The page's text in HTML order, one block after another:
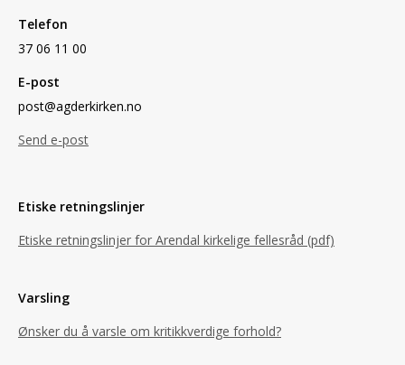
Telefon
37 06 11 00
E-post
post@agderkirken.no
Send e-post
Etiske retningslinjer
Etiske retningslinjer for Arendal kirkelige fellesråd (pdf)
Varsling
Ønsker du å varsle om kritikkverdige forhold?